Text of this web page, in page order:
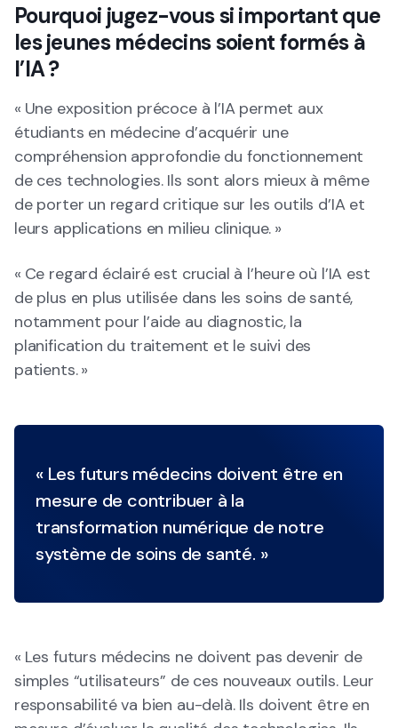
Pourquoi jugez-vous si important que
les jeunes médecins soient formés à
l’IA ?
« Une exposition précoce à l’IA permet aux
étudiants en médecine d’acquérir une
compréhension approfondie du fonctionnement
de ces technologies. Ils sont alors mieux à même
de porter un regard critique sur les outils d’IA et
leurs applications en milieu clinique. »
« Ce regard éclairé est crucial à l’heure où l’IA est
de plus en plus utilisée dans les soins de santé,
notamment pour l’aide au diagnostic, la
planification du traitement et le suivi des
patients. »
« Les futurs médecins doivent être en
mesure de contribuer à la
transformation numérique de notre
système de soins de santé. »
« Les futurs médecins ne doivent pas devenir de
simples “utilisateurs” de ces nouveaux outils. Leur
responsabilité va bien au-delà. Ils doivent être en